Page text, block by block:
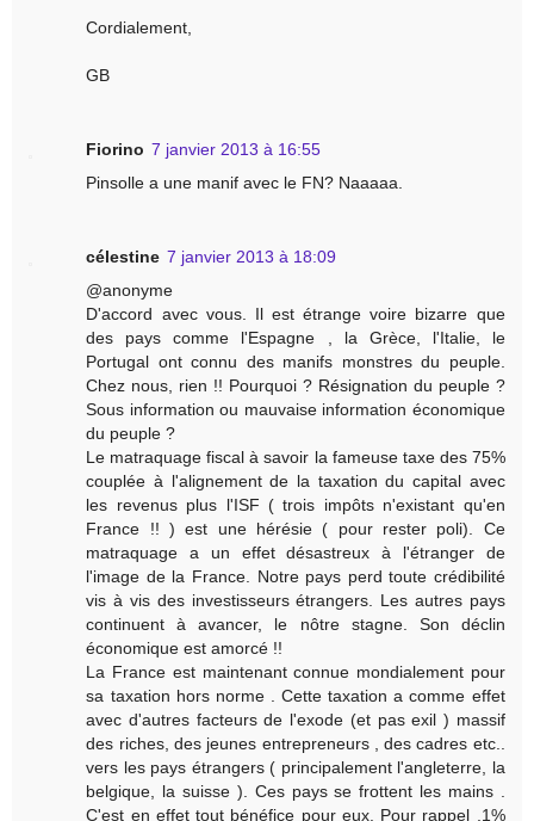
Cordialement,
GB
Fiorino 7 janvier 2013 à 16:55
Pinsolle a une manif avec le FN? Naaaaa.
célestine 7 janvier 2013 à 18:09
@anonyme
D'accord avec vous. Il est étrange voire bizarre que
des pays comme l'Espagne , la Grèce, l'Italie, le
Portugal ont connu des manifs monstres du peuple.
Chez nous, rien !! Pourquoi ? Résignation du peuple ?
Sous information ou mauvaise information économique
du peuple ?
Le matraquage fiscal à savoir la fameuse taxe des 75%
couplée à l'alignement de la taxation du capital avec
les revenus plus l'ISF ( trois impôts n'existant qu'en
France !! ) est une hérésie ( pour rester poli). Ce
matraquage a un effet désastreux à l'étranger de
l'image de la France. Notre pays perd toute crédibilité
vis à vis des investisseurs étrangers. Les autres pays
continuent à avancer, le nôtre stagne. Son déclin
économique est amorcé !!
La France est maintenant connue mondialement pour
sa taxation hors norme . Cette taxation a comme effet
avec d'autres facteurs de l'exode (et pas exil ) massif
des riches, des jeunes entrepreneurs , des cadres etc..
vers les pays étrangers ( principalement l'angleterre, la
belgique, la suisse ). Ces pays se frottent les mains .
C'est en effet tout bénéfice pour eux. Pour rappel ,1%